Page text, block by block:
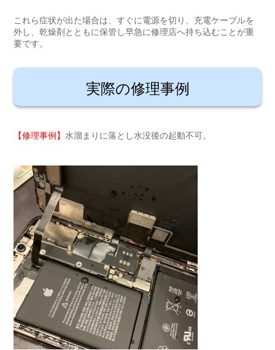
これら症状が出た場合は、すぐに電源を切り、充電ケーブルを
外し、乾燥剤とともに保管し早急に修理店へ持ち込むことが重
要です。
実際の修理事例
【修理事例】 水溜まりに落とし水没後の起動不可。